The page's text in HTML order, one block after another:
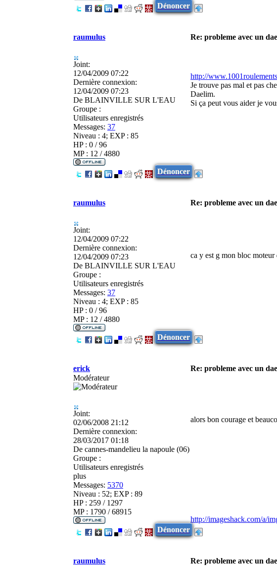
Dénoncer
raumulus Re: probleme avec un
Joint:
12/04/2009 07:22
Dernière connexion:
12/04/2009 07:23
De BLAINVILLE SUR L'EAU
Groupe :
Utilisateurs enregistrés
Messages: 37
Niveau : 4; EXP : 85
HP : 0 / 96
MP : 12 / 4880
http://
Je trouve pas mal et pas
Daelim.
Si ça peut vous aider je
Dénoncer
raumulus Re: probleme avec un
Joint:
12/04/2009 07:22
Dernière connexion:
12/04/2009 07:23
De BLAINVILLE SUR L'EAU
Groupe :
Utilisateurs enregistrés
Messages: 37
Niveau : 4; EXP : 85
HP : 0 / 96
MP : 12 / 4880
ca y est g mon bloc
Dénoncer
erick Re: probleme avec un
Modérateur
Joint:
02/06/2008 21:12
Dernière connexion:
28/03/2017 01:18
De cannes-mandelieu la napoule (06)
Groupe :
Utilisateurs enregistrés
plus
Messages: 5370
Niveau : 52; EXP : 89
HP : 259 / 1297
MP : 1790 / 68915
alors bon courage et
http://imageshack.com/a/
Dénoncer
raumulus Re: probleme avec un